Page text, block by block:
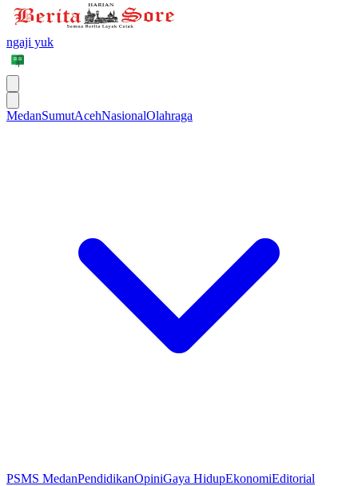
ngaji yuk
MedanSumutAcehNasionalOlahraga
PSMS MedanPendidikanOpiniGaya HidupEkonomiEditorial